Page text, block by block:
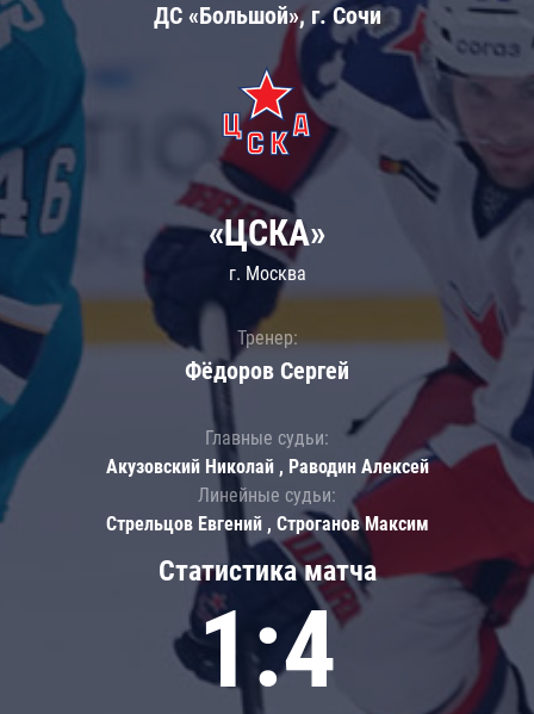
ДС «Большой», г. Сочи
Статистика матча
1:4
«ЦСКА»
г. Москва
Тренер:
Фёдоров Сергей
Главные судьи:
Акузовский Николай , Раводин Алексей
Линейные судьи:
Стрельцов Евгений , Строганов Максим